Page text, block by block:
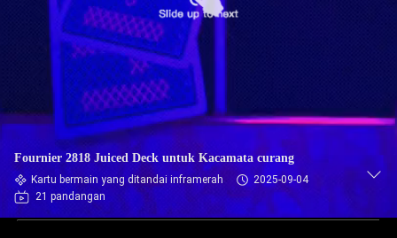
Fournier 2818 Juiced Deck untuk Kacamata curang
Kartu bermain yang ditandai inframerah
2025-09-04
21 pandangan